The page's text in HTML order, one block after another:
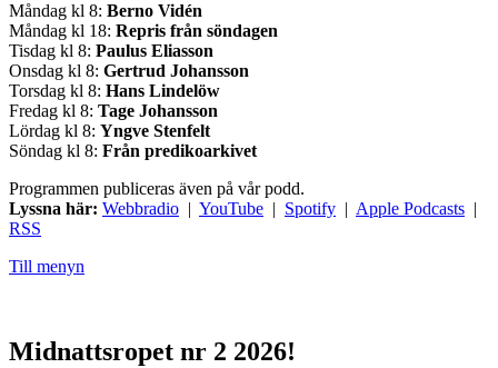
Måndag kl 8: Berno Vidén
Måndag kl 18: Repris från söndagen
Tisdag kl 8: Paulus Eliasson
Onsdag kl 8: Gertrud Johansson
Torsdag kl 8: Hans Lindelöw
Fredag kl 8: Tage Johansson
Lördag kl 8: Yngve Stenfelt
Söndag kl 8: Från predikoarkivet
Programmen publiceras även på vår podd.
Lyssna här: Webbradio | YouTube | Spotify | Apple Podcasts |
RSS
Till menyn
Midnattsropet nr 2 2026!